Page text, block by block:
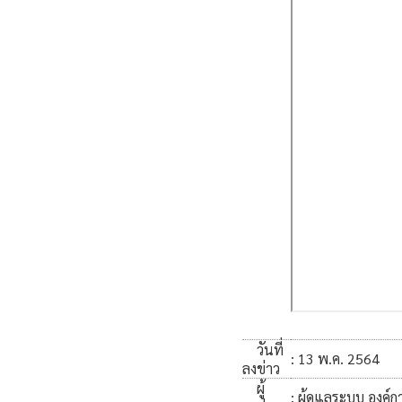
วันที่
ลงข่าว
: 13 พ.ค. 2564
ผู้
: ผู้ดูแลระบบ องค์